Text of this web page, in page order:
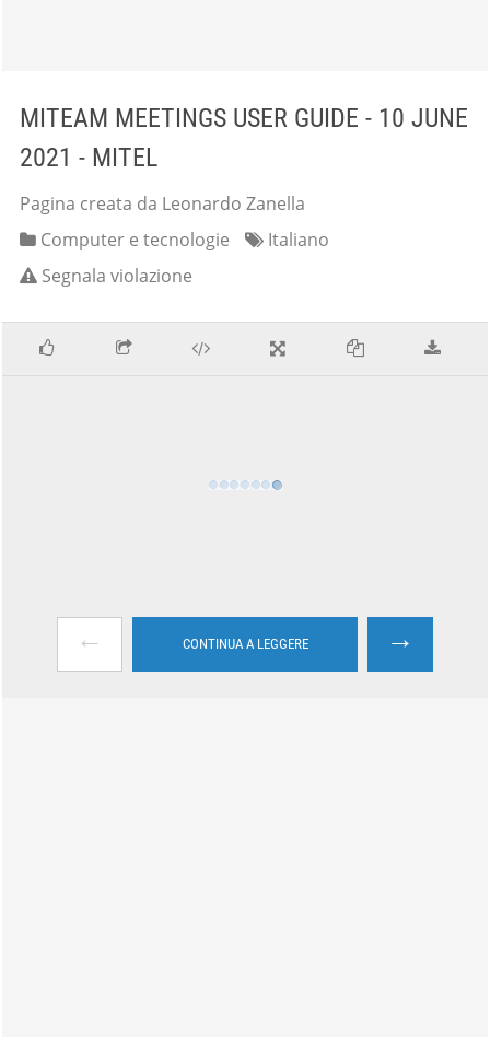
MITEAM MEETINGS USER GUIDE - 10 JUNE
2021 - MITEL
Pagina creata da Leonardo Zanella
Computer e tecnologie
Italiano
Segnala violazione
← CONTINUA A LEGGERE →